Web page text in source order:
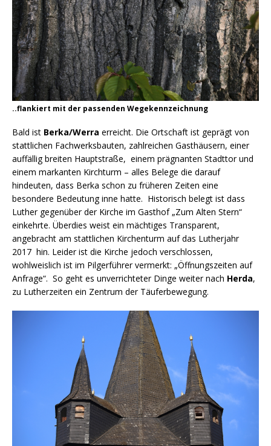
..flankiert mit der passenden Wegekennzeichnung
Bald ist Berka/Werra erreicht. Die Ortschaft ist geprägt von
stattlichen Fachwerksbauten, zahlreichen Gasthäusern, einer
auffällig breiten Hauptstraße, einem prägnanten Stadttor und
einem markanten Kirchturm – alles Belege die darauf
hindeuten, dass Berka schon zu früheren Zeiten eine
besondere Bedeutung inne hatte. Historisch belegt ist dass
Luther gegenüber der Kirche im Gasthof „Zum Alten Stern“
einkehrte. Überdies weist ein mächtiges Transparent,
angebracht am stattlichen Kirchenturm auf das Lutherjahr
2017 hin. Leider ist die Kirche jedoch verschlossen,
wohlweislich ist im Pilgerführer vermerkt: „Öffnungszeiten auf
Anfrage“. So geht es unverrichteter Dinge weiter nach Herda,
zu Lutherzeiten ein Zentrum der Täuferbewegung.